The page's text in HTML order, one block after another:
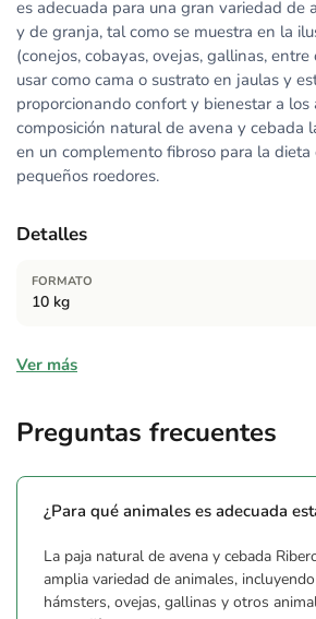
es adecuada para una gran variedad de
y de granja, tal como se muestra en la
(conejos, cobayas, ovejas, gallinas,
usar como cama o sustrato en jaulas y
proporcionando confort y bienestar a los
composición natural de avena y cebada
en un complemento fibroso para la
pequeños roedores.
Detalles
FORMATO
10 kg
Composición
Ver más
Preguntas frecuentes
¿Para qué animales es adecuada
La paja natural de avena y cebada
amplia variedad de animales,
hámsters, ovejas, gallinas y otros